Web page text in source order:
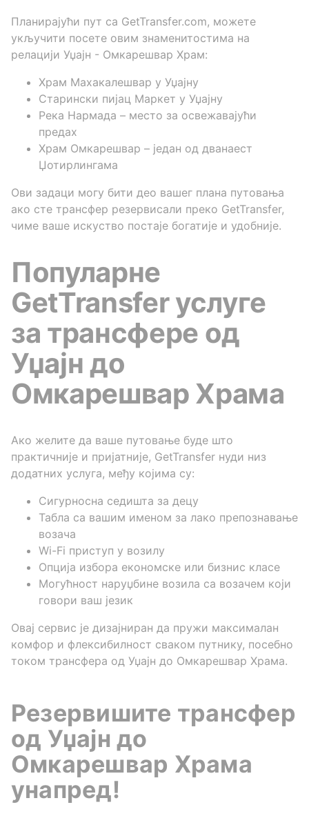
Планирајући пут са GetTransfer.com, можете
укључити посете овим знаменитостима на
релацији Уџајн - Омкарешвар Храм:
Храм Махакалешвар у Уџајну
Старински пијац Маркет у Уџајну
Река Нармада – место за освежавајући
предах
Храм Омкарешвар – један од дванаест
Џотирлингама
Ови задаци могу бити део вашег плана путовања
ако сте трансфер резервисали преко GetTransfer,
чиме ваше искуство постаје богатије и удобније.
Популарне
GetTransfer услуге
за трансфере од
Уџајн до
Омкарешвар Храма
Ако желите да ваше путовање буде што
практичније и пријатније, GetTransfer нуди низ
додатних услуга, међу којима су:
Сигурносна седишта за децу
Табла са вашим именом за лако препознавање
возача
Wi-Fi приступ у возилу
Опција избора економске или бизнис класе
Могућност наруџбине возила са возачем који
говори ваш језик
Овај сервис је дизајниран да пружи максималан
комфор и флексибилност сваком путнику, посебно
током трансфера од Уџајн до Омкарешвар Храма.
Резервишите трансфер
од Уџајн до
Омкарешвар Храма
унапред!